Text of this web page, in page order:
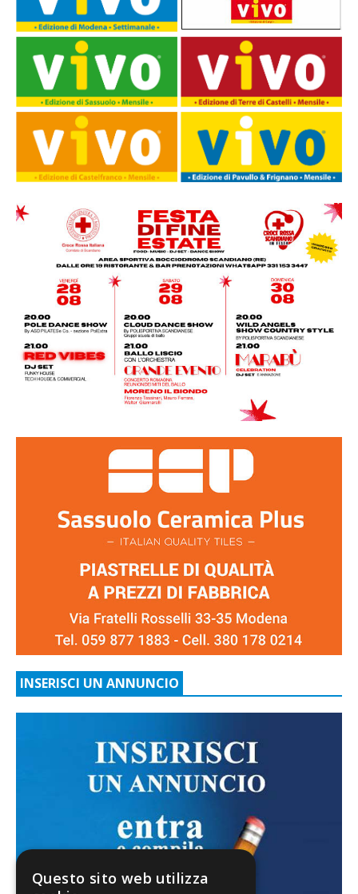
INSERISCI UN ANNUNCIO
Questo sito web utilizza